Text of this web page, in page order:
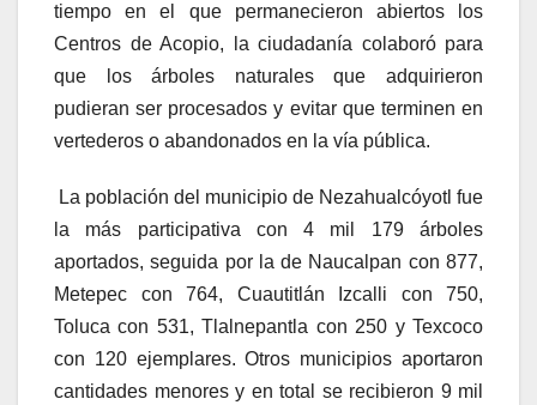
tiempo en el que permanecieron abiertos los
Centros de Acopio, la ciudadanía colaboró para
que los árboles naturales que adquirieron
pudieran ser procesados y evitar que terminen en
vertederos o abandonados en la vía pública.
La población del municipio de Nezahualcóyotl fue
la más participativa con 4 mil 179 árboles
aportados, seguida por la de Naucalpan con 877,
Metepec con 764, Cuautitlán Izcalli con 750,
Toluca con 531, Tlalnepantla con 250 y Texcoco
con 120 ejemplares. Otros municipios aportaron
cantidades menores y en total se recibieron 9 mil